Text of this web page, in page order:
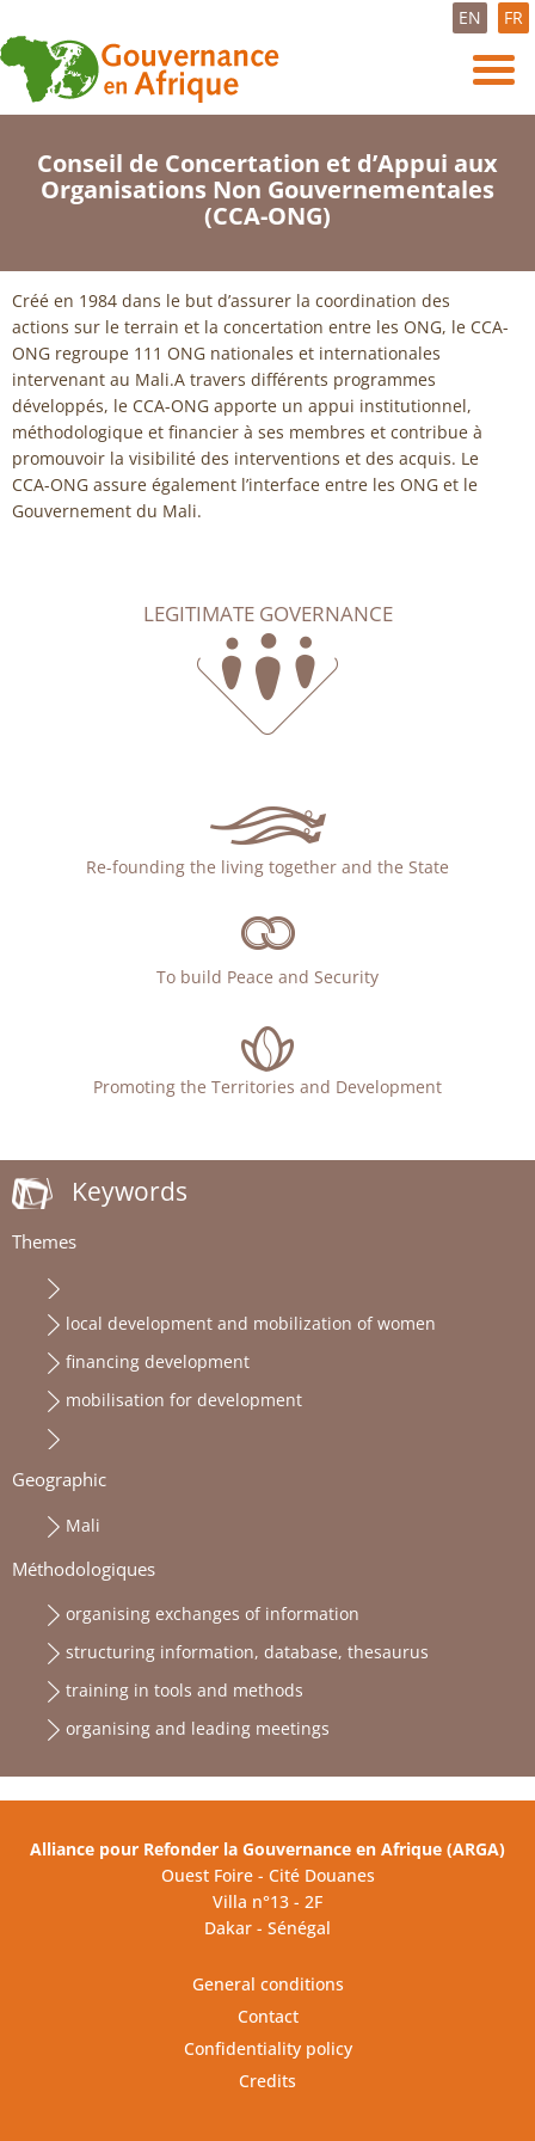
EN FR
Conseil de Concertation et d’Appui aux
Organisations Non Gouvernementales
(CCA-ONG)
Créé en 1984 dans le but d’assurer la coordination des
actions sur le terrain et la concertation entre les ONG, le CCA-
ONG regroupe 111 ONG nationales et internationales
intervenant au Mali.A travers différents programmes
développés, le CCA-ONG apporte un appui institutionnel,
méthodologique et financier à ses membres et contribue à
promouvoir la visibilité des interventions et des acquis. Le
CCA-ONG assure également l’interface entre les ONG et le
Gouvernement du Mali.
LEGITIMATE GOVERNANCE
Re-founding the living together and the State
To build Peace and Security
Promoting the Territories and Development
Keywords
Themes
local development and mobilization of women
financing development
mobilisation for development
Geographic
Mali
Méthodologiques
organising exchanges of information
structuring information, database, thesaurus
training in tools and methods
organising and leading meetings
Alliance pour Refonder la Gouvernance en Afrique (ARGA)
Ouest Foire - Cité Douanes
Villa n°13 - 2F
Dakar - Sénégal
General conditions
Contact
Confidentiality policy
Credits